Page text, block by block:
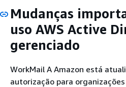
Mudanças
uso AWS Active
gerenciado
WorkMail A Amazon está
autorização para